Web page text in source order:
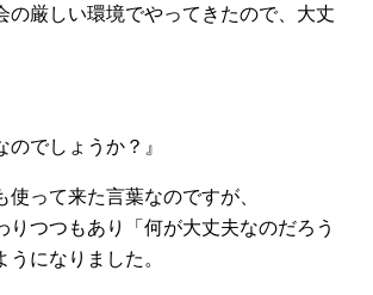
の厳しい環境でやってきたので、大丈
のでしょうか？』
使って来た言葉なのですが、
りつつもあり「何が大丈夫なのだろう
になりました。